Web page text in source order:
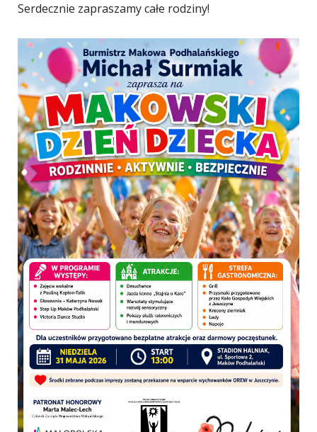
Serdecznie zapraszamy całe rodziny!